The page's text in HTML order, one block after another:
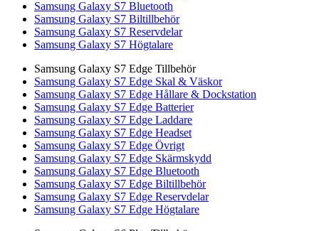
Samsung Galaxy S7 Bluetooth
Samsung Galaxy S7 Biltillbehör
Samsung Galaxy S7 Reservdelar
Samsung Galaxy S7 Högtalare
Samsung Galaxy S7 Edge Tillbehör
Samsung Galaxy S7 Edge Skal & Väskor
Samsung Galaxy S7 Edge Hållare & Dockstation
Samsung Galaxy S7 Edge Batterier
Samsung Galaxy S7 Edge Laddare
Samsung Galaxy S7 Edge Headset
Samsung Galaxy S7 Edge Övrigt
Samsung Galaxy S7 Edge Skärmskydd
Samsung Galaxy S7 Edge Bluetooth
Samsung Galaxy S7 Edge Biltillbehör
Samsung Galaxy S7 Edge Reservdelar
Samsung Galaxy S7 Edge Högtalare